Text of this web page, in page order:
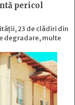
pericol
23 de clădiri din
degradare, multe